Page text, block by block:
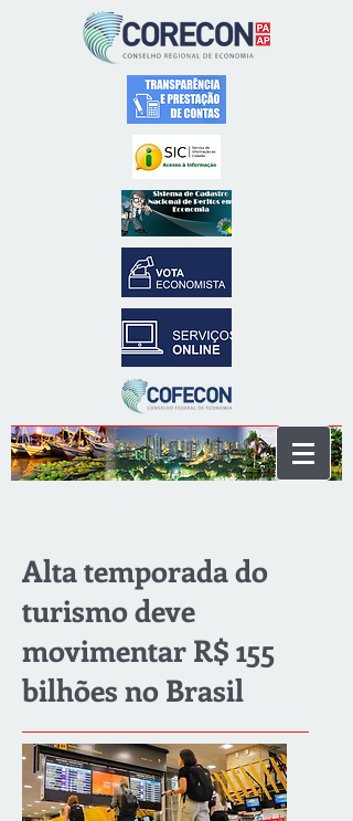
Alta temporada do
turismo deve
movimentar R$ 155
bilhões no Brasil